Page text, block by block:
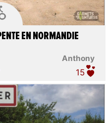
Anthony
EN NORMANDIE
15